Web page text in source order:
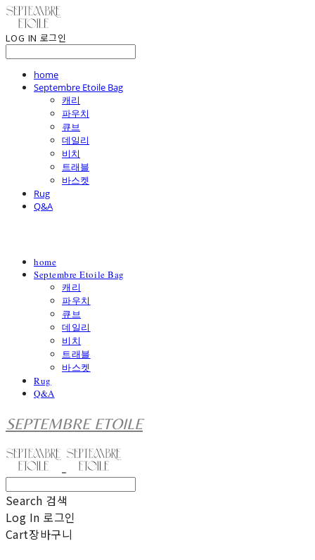
LOG IN 로그인
home
Septembre Etoile Bag
캐리
파우치
큐브
데일리
비치
트래블
바스켓
Rug
Q&A
home
Septembre Etoile Bag
캐리
파우치
큐브
데일리
비치
트래블
바스켓
Rug
Q&A
SEPTEMBRE ETOILE
Search 검색
Log In 로그인
Cart장바구니